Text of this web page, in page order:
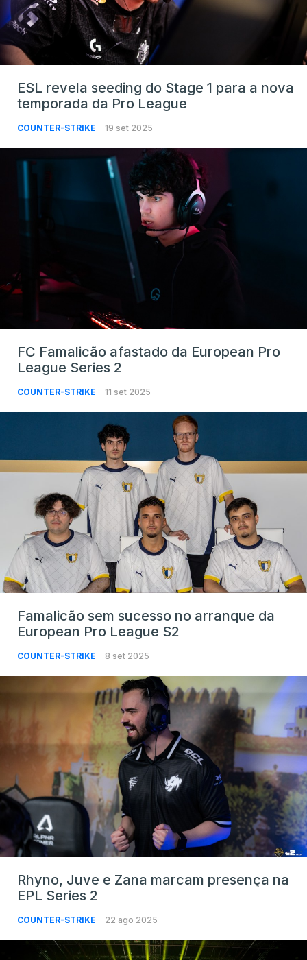
ESL revela seeding do Stage 1 para a nova
temporada da Pro League
COUNTER-STRIKE 19 set 2025
FC Famalicão afastado da European Pro
League Series 2
COUNTER-STRIKE 11 set 2025
Famalicão sem sucesso no arranque da
European Pro League S2
COUNTER-STRIKE 8 set 2025
Rhyno, Juve e Zana marcam presença na
EPL Series 2
COUNTER-STRIKE 22 ago 2025